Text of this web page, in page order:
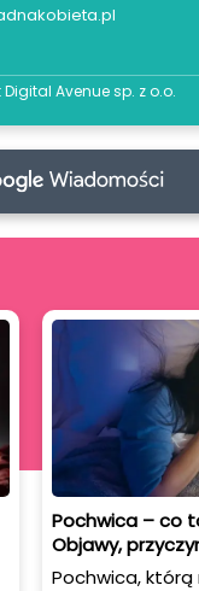
Digital Avenue sp. z o.o.
Pochwica – co
Objawy,
Pochwica,